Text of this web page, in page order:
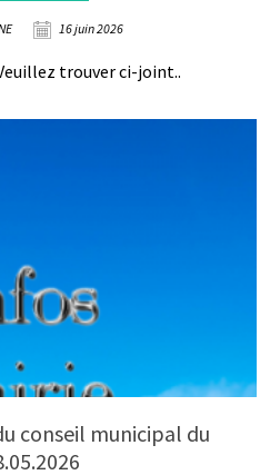
16 juin 2026
trouver ci-joint..
conseil municipal du